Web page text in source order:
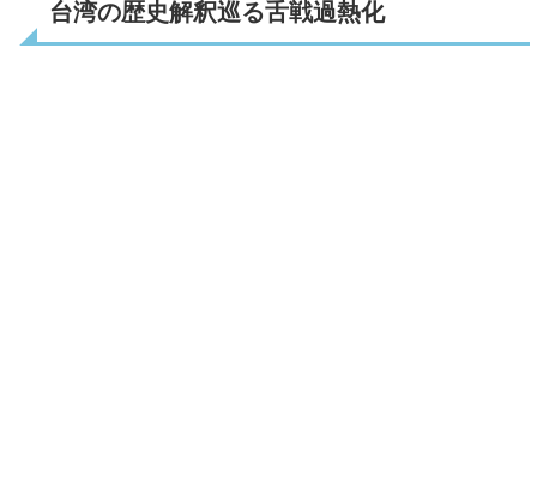
台湾の歴史解釈巡る舌戦過熱化